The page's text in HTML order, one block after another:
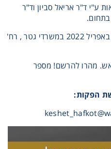
ע"י ד"ר אריאל סביון וד"ר
בתחום.
הקורס יתקיים במשך יומיים, 5-6 באפריל 2022 במשרדי גטר , רח'
מהרו להרשם! מספר
הפקות: